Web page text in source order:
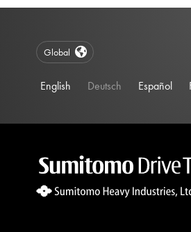
Global
English Deutsch Español